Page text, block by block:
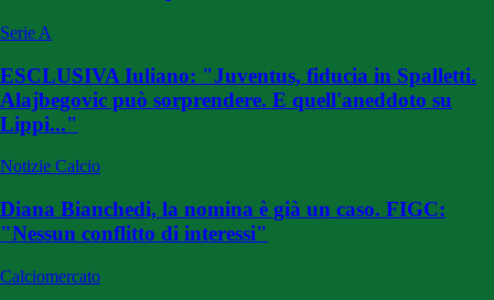
Serie A
ESCLUSIVA Iuliano: "Juventus, fiducia in Spalletti.
Alajbegovic può sorprendere. E quell'aneddoto su
Lippi..."
Notizie Calcio
Diana Bianchedi, la nomina è già un caso. FIGC:
"Nessun conflitto di interessi"
Calciomercato